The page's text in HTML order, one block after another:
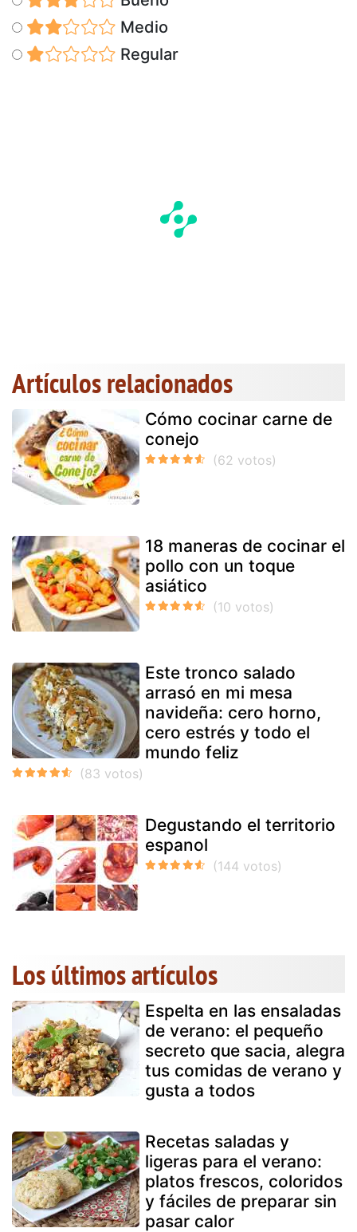
Medio
Regular
Artículos relacionados
Cómo cocinar carne de
conejo
18 maneras de cocinar el
pollo con un toque
asiático
Este tronco salado
arrasó en mi mesa
navideña: cero horno,
cero estrés y todo el
mundo feliz
Degustando el territorio
espanol
Los últimos artículos
Espelta en las ensaladas
de verano: el pequeño
secreto que sacia, alegra
tus comidas de verano y
gusta a todos
Recetas saladas y
ligeras para el verano:
platos frescos, coloridos
y fáciles de preparar sin
pasar calor